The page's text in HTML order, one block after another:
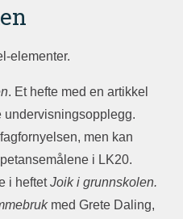
elementer.
. Et hefte med en artikkel
undervisningsopplegg.
men kan
i LK20.
i heftetJoik i grunnskolen.
med Grete Daling,